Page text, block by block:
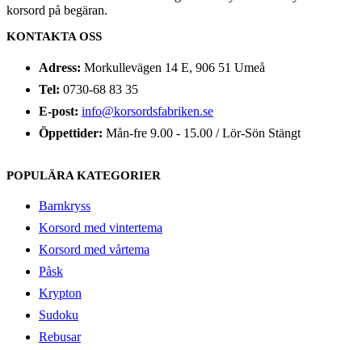
korsord på begäran.
KONTAKTA OSS
Adress: Morkullevägen 14 E, 906 51 Umeå
Tel: 0730-68 83 35
E-post: info@korsordsfabriken.se
Öppettider: Mån-fre 9.00 - 15.00 / Lör-Sön Stängt
POPULÄRA KATEGORIER
Barnkryss
Korsord med vintertema
Korsord med vårtema
Påsk
Krypton
Sudoku
Rebusar